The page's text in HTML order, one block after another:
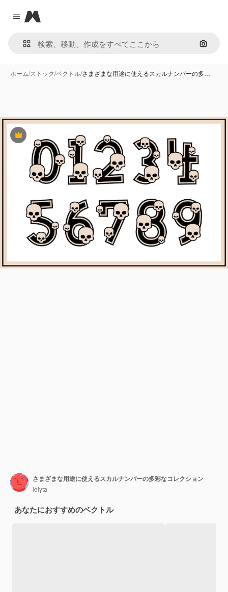
Close menu
Magnific
画像で
ホーム/ストック/ベクトル/さまざまな用途に使えるスカルナンバーの多…
Premium
さまざまな用途に使えるスカルナンバーの多彩なコレクション
lelyta
あなたにおすすめのベクトル